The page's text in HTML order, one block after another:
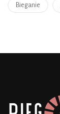
Bieganie